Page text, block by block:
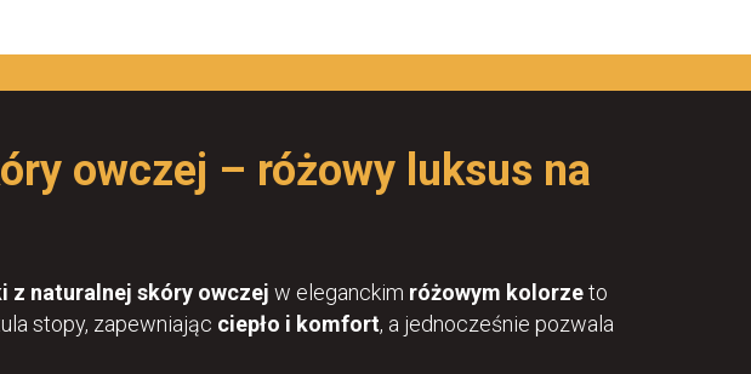
owczej – różowy luksus na
z naturalnej skóry owczej w eleganckim różowym kolorzeto
stopy, zapewniając ciepło i komfort, a jednocześnie pozwala